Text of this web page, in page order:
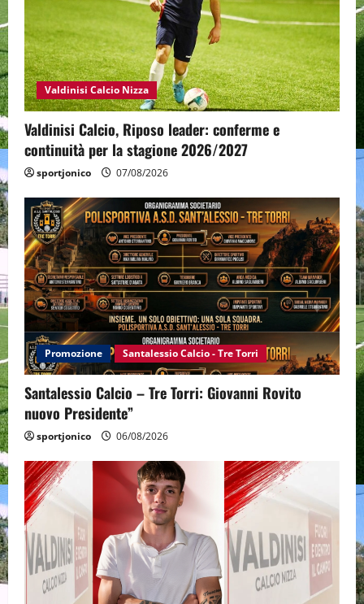
Valdinisi Calcio Nizza
Valdinisi Calcio, Riposo leader: conferme e
continuità per la stagione 2026/2027
sportjonico 07/08/2026
Promozione Santalessio Calcio - Tre Torri
Santalessio Calcio – Tre Torri: Giovanni Rovito
nuovo Presidente”
sportjonico 06/08/2026